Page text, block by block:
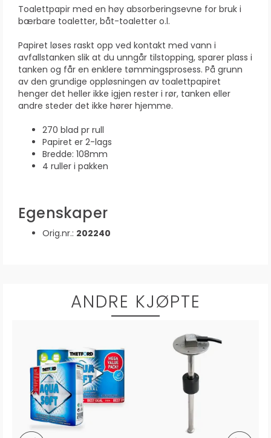
Toalettpapir med en høy absorberingsevne for bruk i
bærbare toaletter, båt-toaletter o.l.
Papiret løses raskt opp ved kontakt med vann i
avfallstanken slik at du unngår tilstopping, sparer plass i
tanken og får en enklere tømmingsprosess. På grunn
av den grundige oppløsningen av toalettpapiret
henger det heller ikke igjen rester i rør, tanken eller
andre steder det ikke hører hjemme.
270 blad pr rull
Papiret er 2-lags
Bredde: 108mm
4 ruller i pakken
Egenskaper
Orig.nr.: 202240
ANDRE KJØPTE